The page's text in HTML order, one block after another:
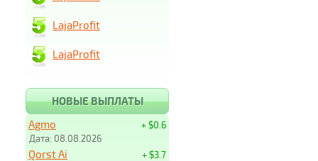
LajaProfit
LajaProfit
НОВЫЕ ВЫПЛАТЫ
+ $0.6
Agmo
Дата: 08.08.2026
+ $3.7
Qorst Ai